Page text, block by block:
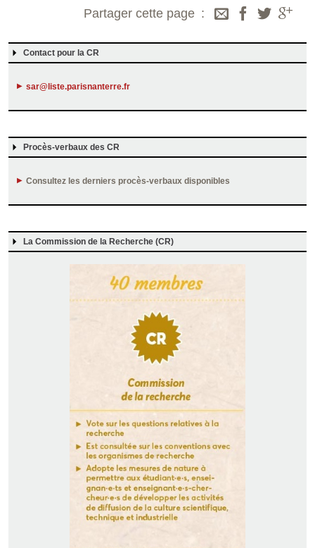
Partager cette page
Contact pour la CR
sar@liste.parisnanterre.fr
Procès-verbaux des CR
Consultez les derniers procès-verbaux disponibles
La Commission de la Recherche (CR)